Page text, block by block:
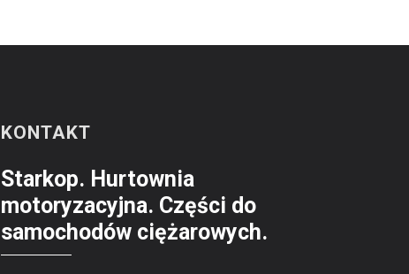
KONTAKT
Starkop. Hurtownia
motoryzacyjna. Części do
samochodów ciężarowych.